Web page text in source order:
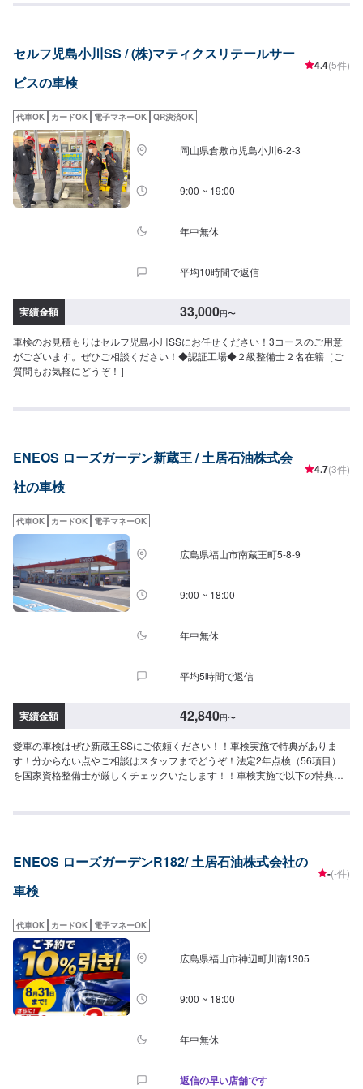
基本料（=法定2年点検作業料＋事前点検作業料＋通検作業料）【全車一律】
ルト、タントなど)車検総額：42,840円[内訳]車検基本料：16,500円法定費
用：26,340円(下記合計)重量税｜6,600円証紙・印紙代｜2,200円自賠責保険
｜17,540円◉小型自動車：車両重量１.０t以下(パッソ、マーチなど)車検総
税｜16,400円証紙・印紙代｜2,200円自賠責保険｜17,650円◉中型自動車：車
両重量１.０-１.５t以下(ルーミー、フィットなど)車検総額：60,950円[内訳]車
検基本料：16,500円法定費用：44,450円(下記合計)重量税｜24,600円証紙・
印紙代｜2,200円自賠責保険｜17,650円◉大型自動車：車両重量１.５-２.０t以
下(レクサスIS、フォレスターなど)車検総額：69,250円[内訳]車検基本料：
16,500円法定費用：52,750円(下記合計)重量税｜32,800円証紙・印紙代｜
2,300円自賠責保険｜17,650円▶︎代車について◀︎レンタカー貸出：＋2,200円
減税車」「エコカー」「新車登録後13年以上経過車」「新車登録後18年以上
法定費用は法令により変わる可能性がございます。⚫︎重量税は一般車両重量
がございます。＜その他留意点＞⚫︎3ナンバーの印紙・証紙代は2,300円⚫︎並
行輸入社・一部外車・違法改造社は受付ていません⚫︎会社・RV・1BOX・ト
セルフ児島小川SS / (株)マティクスリテールサー
ビスの車検
4.4(5件)
代車OK カードOK 電子マネーOK QR決済OK
岡山県倉敷市児島小川6-2-3
9:00 ~ 19:00
年中無休
平均10時間で返信
実績金額 33,000円〜
車検のお見積もりはセルフ児島小川SSにお任せください！3コースのご用意
がございます。ぜひご相談ください！◆認証工場◆２級整備士２名在籍［ご
質問もお気軽にどうぞ！］
ENEOS ローズガーデン新蔵王 / 土居石油株式会
社の車検
4.7(3件)
代車OK カードOK 電子マネーOK
広島県福山市南蔵王町5-8-9
9:00 ~ 18:00
年中無休
平均5時間で返信
実績金額 42,840円〜
愛車の車検はぜひ新蔵王SSにご依頼ください！！車検実施で特典がありま
す！分からない点やご相談はスタッフまでどうぞ！法定2年点検（56項目）
を国家資格整備士が厳しくチェックいたします！！車検実施で以下の特典が
ポン券を進呈《車検料金詳細（代行料は0円）》車検基本料（=法定2年点検
費用については以下をご確認ください。◉軽自動車(N-BOX、ムーヴなど)車検
総額：42,840円[内訳]車検基本料：16,500円法定費用：26,340円(下記合計)重
量税｜6,600円証紙・印紙代｜2,200円自賠責保険｜17,540円◉小型自動車：
基本料：16,500円法定費用：36,250円(下記合計)重量税｜16,400円証紙・印
紙代｜2,200円自賠責保険｜17,650円◉中型自動車：車両重量１.０-１.５t以下
(ヤリスクロス、フィットなど)車検総額：60,950円[内訳]車検基本料：16,500
円法定費用：44,450円(下記合計)重量税｜24,600円証紙・印紙代｜2,200円自
賠責保険｜17,650円◉大型自動車：車両重量１.５-２.０t以下(ノア、CX-5など)
車検総額：69,250円[内訳]車検基本料：16,500円法定費用：52,750円(下記合
計)重量税｜32,800円証紙・印紙代｜2,300円自賠責保険｜17,650円▶︎代車に
します。＜注意事項＞⚫︎「エコカー減税車」「エコカー」「新車登録後13年
費用がかかる場合もございます。⚫︎法定費用は法令により変わる可能性がご
ENEOS ローズガーデンR182/ 土居石油株式会社の
車検
-(-件)
代車OK カードOK 電子マネーOK
広島県福山市神辺町川南1305
9:00 ~ 18:00
年中無休
返信の早い店舗です